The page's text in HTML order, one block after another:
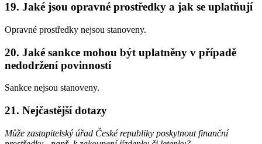
19. Jaké jsou opravné prostředky a jak se uplatňují
Opravné prostředky nejsou stanoveny.
20. Jaké sankce mohou být uplatněny v případě
nedodržení povinností
Sankce nejsou stanoveny.
21. Nejčastější dotazy
Může zastupitelský úřad České republiky poskytnout finanční